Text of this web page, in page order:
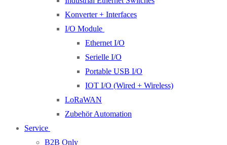
Konverter + Interfaces
I/O Module
Ethernet I/O
Serielle I/O
Portable USB I/O
IOT I/O (Wired + Wireless)
LoRaWAN
Zubehör Automation
Service
B2B Only